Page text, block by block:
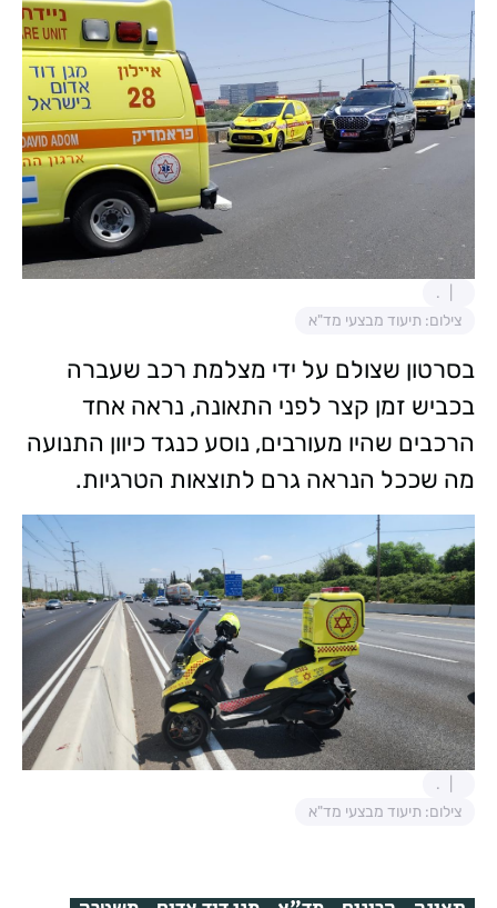
.
צילום: תיעוד מבצעי מד"א
בסרטון שצולם על ידי מצלמת רכב שעברה
בכביש זמן קצר לפני התאונה, נראה אחד
הרכבים שהיו מעורבים, נוסע כנגד כיוון התנועה
מה שככל הנראה גרם לתוצאות הטרגיות.
.
צילום: תיעוד מבצעי מד"א